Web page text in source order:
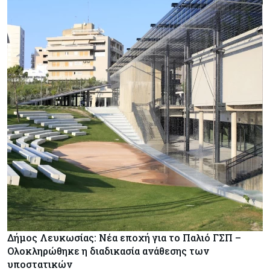
Δήμος Λευκωσίας: Νέα εποχή για το Παλιό ΓΣΠ –
Ολοκληρώθηκε η διαδικασία ανάθεσης των
υποστατικών